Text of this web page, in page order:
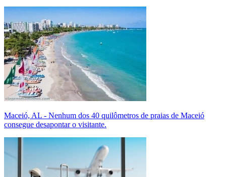
Maceió, AL - Nenhum dos 40 quilômetros de praias de Maceió
consegue desapontar o visitante.